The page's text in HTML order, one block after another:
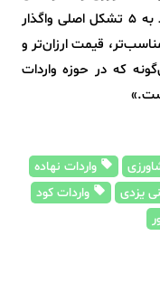
گفت: «اگر مسئولیت واردات و توزیع کود به ۵ تشکل اصلی واگذار
قیمت ارزان‌تر و
که در حوزه واردات
واردات نهاده
یزدی
واردات کود